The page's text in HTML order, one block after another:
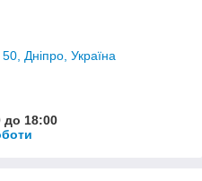
Дніпро, Україна
до 18:00